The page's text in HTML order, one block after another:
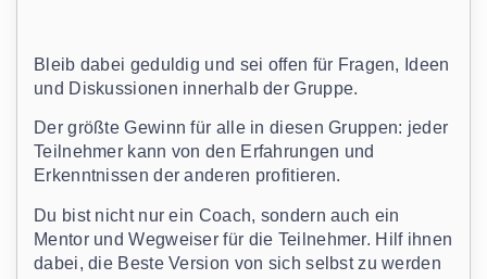
Bleib dabei geduldig und sei offen für Fragen, Ideen
und Diskussionen innerhalb der Gruppe.
Der größte Gewinn für alle in diesen Gruppen: jeder
Teilnehmer kann von den Erfahrungen und
Erkenntnissen der anderen profitieren.
Du bist nicht nur ein Coach, sondern auch ein
Mentor und Wegweiser für die Teilnehmer. Hilf ihnen
dabei, die Beste Version von sich selbst zu werden